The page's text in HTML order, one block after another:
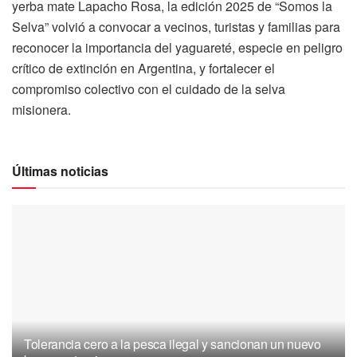
yerba mate Lapacho Rosa, la edición 2025 de “Somos la
Selva” volvió a convocar a vecinos, turistas y familias para
reconocer la importancia del yaguareté, especie en peligro
crítico de extinción en Argentina, y fortalecer el
compromiso colectivo con el cuidado de la selva
misionera.
Últimas noticias
Tolerancia cero a la pesca ilegal y sancionan un nuevo